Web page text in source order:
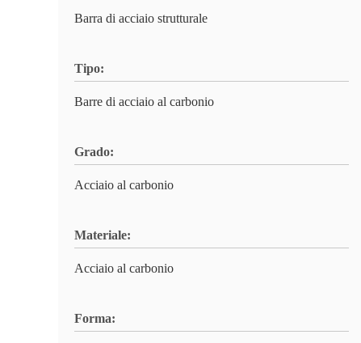
Barra di acciaio strutturale
Tipo:
Barre di acciaio al carbonio
Grado:
Acciaio al carbonio
Materiale:
Acciaio al carbonio
Forma: